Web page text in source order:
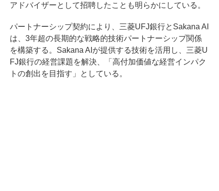
アドバイザーとして招聘したことも明らかにしている。
パートナーシップ契約により、三菱UFJ銀行とSakana AI
は、3年超の長期的な戦略的技術パートナーシップ関係
を構築する。Sakana AIが提供する技術を活用し、三菱U
FJ銀行の経営課題を解決、「高付加価値な経営インパク
トの創出を目指す」としている。